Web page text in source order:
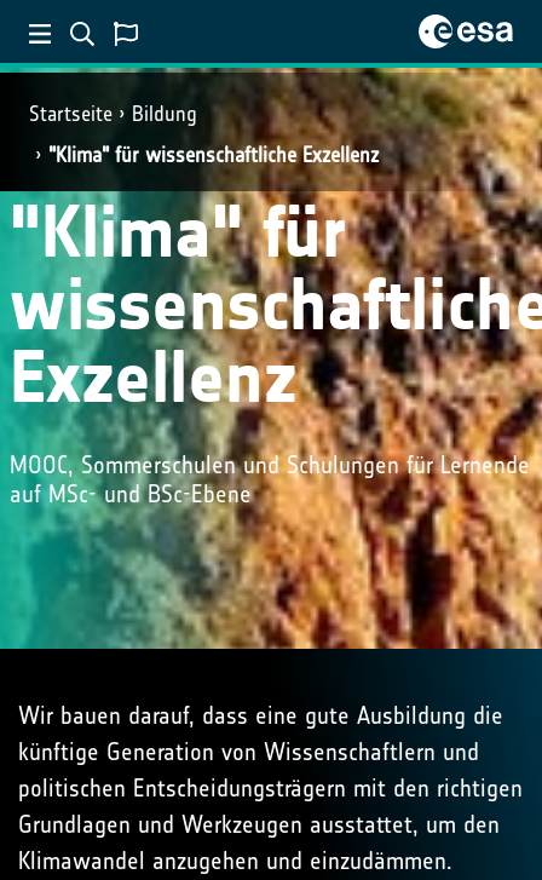
Startseite
Bildung
"Klima" für wissenschaftliche Exzellenz
"Klima" für
Exzellenz
MOOC, Sommerschulen und Schulungen für Lernende
auf MSc- und BSc-Ebene
Wir bauen darauf, dass eine gute Ausbildung die
künftige Generation von Wissenschaftlern und
politischen Entscheidungsträgern mit den richtigen
Grundlagen und Werkzeugen ausstattet, um den
Klimawandel anzugehen und einzudämmen.